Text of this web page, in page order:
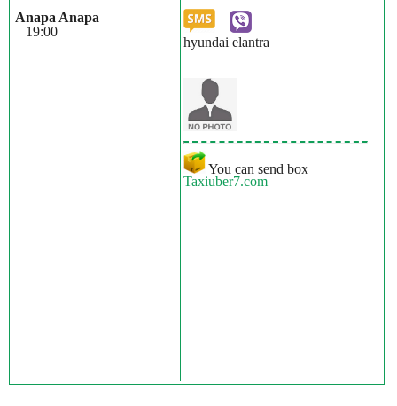
Anapa Anapa
19:00
hyundai elantra
You can send box
Taxiuber7.com